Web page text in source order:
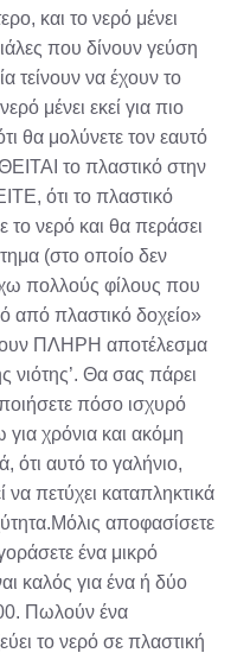
και το νερό μένει
που δίνουν γεύση
τείνουν να έχουν το
μένει εκεί για πιο
θα μολύνετε τον εαυτό
το πλαστικό στην
ότι το πλαστικό
το νερό και θα περάσει
(στο οποίο δεν
πολλούς φίλους που
από πλαστικό δοχείο»
ΠΛΗΡΗ αποτέλεσμα
νιότης’. Θα σας πάρει
πόσο ισχυρό
για χρόνια και ακόμη
ότι αυτό το γαλήνιο,
να πετύχει καταπληκτικά
αποφασίσετε
ένα μικρό
καλός για ένα ή δύο
Πωλούν ένα
το νερό σε πλαστική